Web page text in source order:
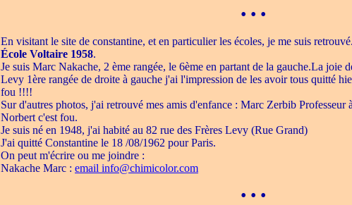
• • •
En visitant le site de constantine, et en particulier les écoles, je me suis retrouvé.
École Voltaire 1958.
Je suis Marc Nakache, 2 ème rangée, le 6ème en partant de la gauche.La joie
Levy 1ère rangée de droite à gauche j'ai l'impression de les avoir tous quitté
fou !!!!
Sur d'autres photos, j'ai retrouvé mes amis d'enfance : Marc Zerbib
Norbert c'est fou.
Je suis né en 1948, j'ai habité au 82 rue des Frères Levy (Rue Grand)
J'ai quitté Constantine le 18 /08/1962 pour Paris.
On peut m'écrire ou me joindre :
Nakache Marc : email info@chimicolor.com
• • •